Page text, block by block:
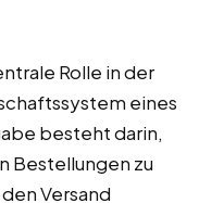
Rolle in der
eines
besteht darin,
Bestellungen zu
Versand